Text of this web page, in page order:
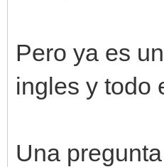
Pero ya es
ingles y todo
Una